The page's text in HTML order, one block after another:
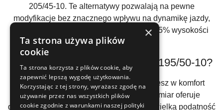
205/45-10. Te alternatywy pozwalają na pewne
modyfikacje bez znacznego wpływu na dynamikę jazdy,
utrzymując odchylenie w granicach +/- 2,5% wysokości
opony.
Dlaczego warto wybrać opony 195/50-10?
Wybierającopony 195/50-10
, inwestujesz w komfort
podróży oraz bezpieczeństwo. Ten rozmiar oferuje
doskonałe właściwości trakcyjne oraz niewielką podatność
×
Ta strona używa plików
cookie
Ta strona korzysta z plików cookie, aby
zapewnić lepszą wygodę użytkowania.
Korzystając z tej strony, wyrażasz zgodę na
używanie przez nas wszystkich plików
cookie zgodnie z warunkami naszej polityki